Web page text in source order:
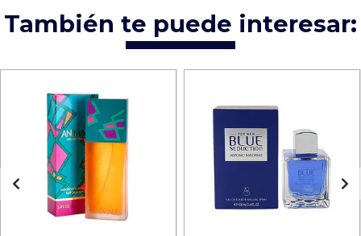
También te puede interesar: